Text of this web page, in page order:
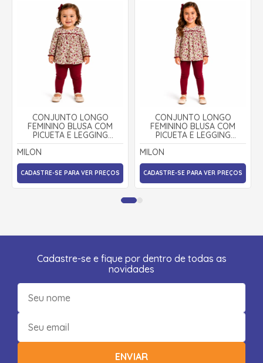
CONJUNTO LONGO
FEMININO BLUSA COM
PICUETA E LEGGING
2001490 - MILON
MILON
CADASTRE-SE PARA VER PREÇOS
CONJUNTO LONGO
FEMININO BLUSA COM
PICUETA E LEGGING
2001490 - MILON
MILON
CADASTRE-SE PARA VER PREÇOS
Cadastre-se e fique por dentro de todas as
novidades
ENVIAR